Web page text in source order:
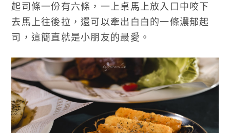
起司條一份有六條，一上桌馬上放入口中咬下
去馬上往後拉，還可以牽出白白的一條濃郁起
司，這簡直就是小朋友的最愛。